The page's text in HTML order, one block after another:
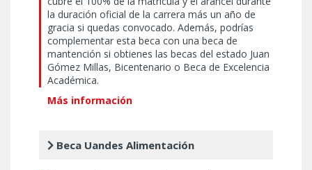
la duración oficial de la carrera más un año de
gracia si quedas convocado. Además, podrías
complementar esta beca con una beca de
mantención si obtienes las becas del estado Juan
Gómez Millas, Bicentenario o Beca de Excelencia
Académica.
Más información
Beca Uandes Alimentación